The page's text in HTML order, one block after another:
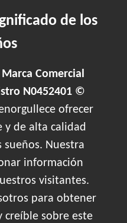
de los
Marca Comercial
N0452401 ©
ofrecer
de alta calidad
sueños. Nuestra
información
visitantes.
para obtener
creíble sobre este